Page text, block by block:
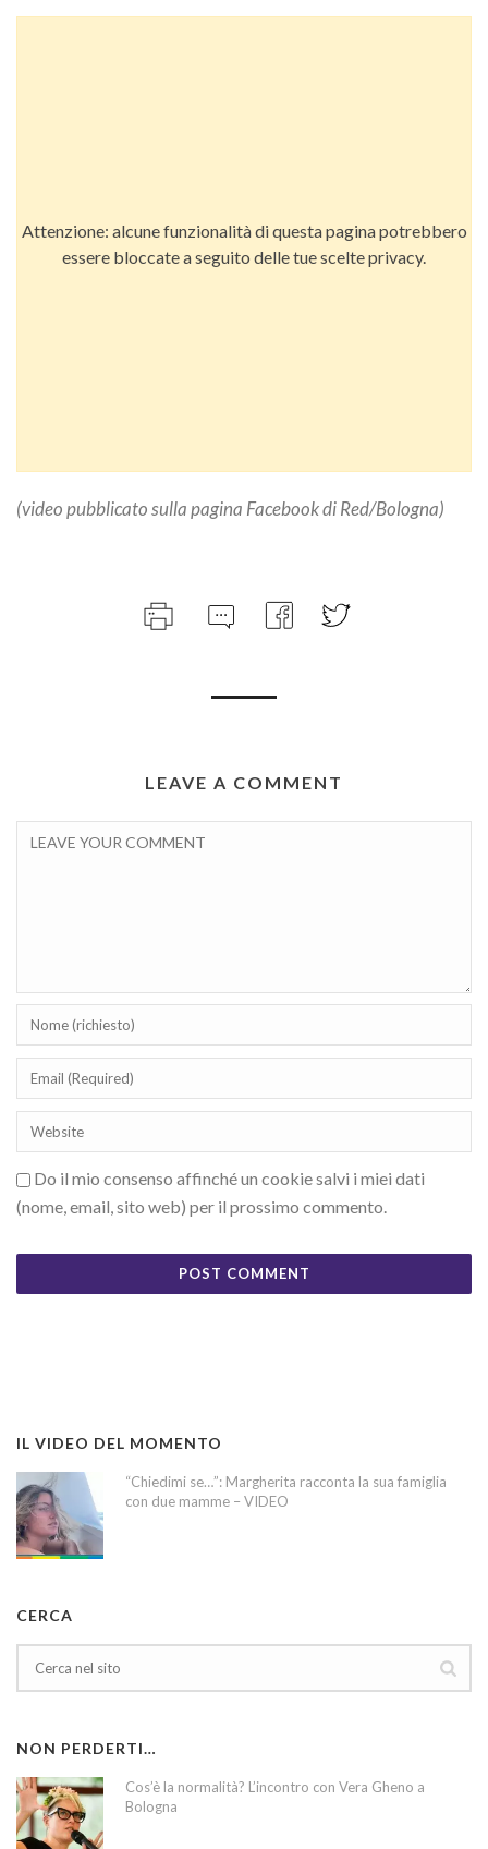
Attenzione: alcune funzionalità di questa pagina potrebbero
essere bloccate a seguito delle tue scelte privacy.
(video pubblicato sulla pagina Facebook di Red/Bologna)
LEAVE A COMMENT
Do il mio consenso affinché un cookie salvi i miei dati
(nome, email, sito web) per il prossimo commento.
IL VIDEO DEL MOMENTO
“Chiedimi se…”: Margherita racconta la sua famiglia
con due mamme – VIDEO
CERCA
NON PERDERTI…
Cos’è la normalità? L’incontro con Vera Gheno a
Bologna